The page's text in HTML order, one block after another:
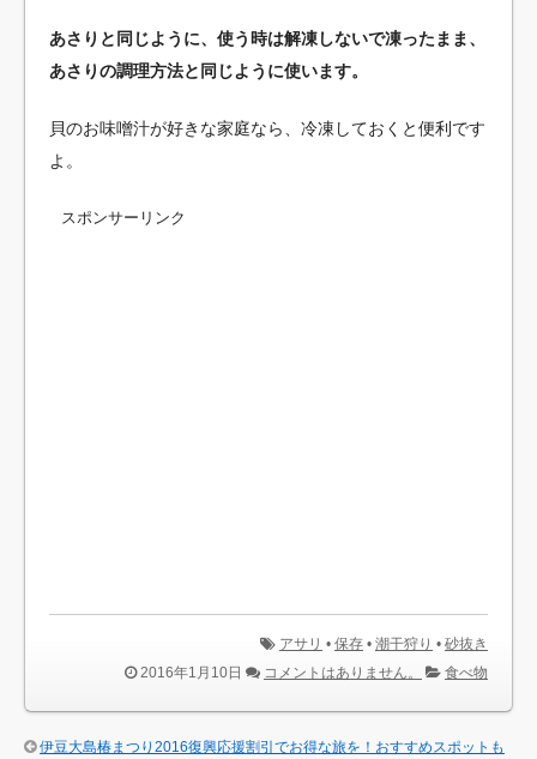
あさりと同じように、使う時は解凍しないで凍ったまま、
あさりの調理方法と同じように使います。
貝のお味噌汁が好きな家庭なら、冷凍しておくと便利です
よ。
スポンサーリンク
アサリ • 保存 • 潮干狩り • 砂抜き
2016年1月10日
コメントはありません。 食べ物
伊豆大島椿まつり2016復興応援割引でお得な旅を！おすすめスポットも